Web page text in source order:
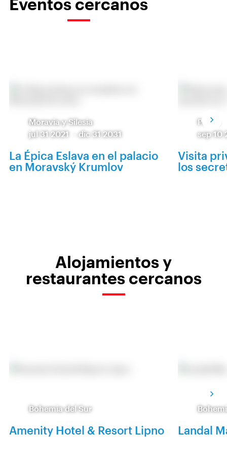
Eventos cercanos
Moravia y Silesia
jul 31 2021
-dic 31 2031
La Épica Eslava en el palacio
en Moravský Krumlov
Praga
sep 10
Visita
los
Alojamientos y
restaurantes cercanos
Bohemia del Sur
Amenity Hotel & Resort Lipno Landal